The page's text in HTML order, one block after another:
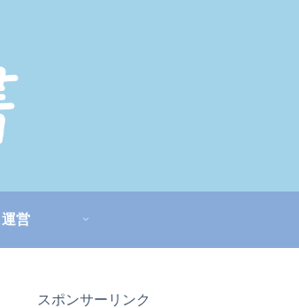
運営
スポンサーリンク